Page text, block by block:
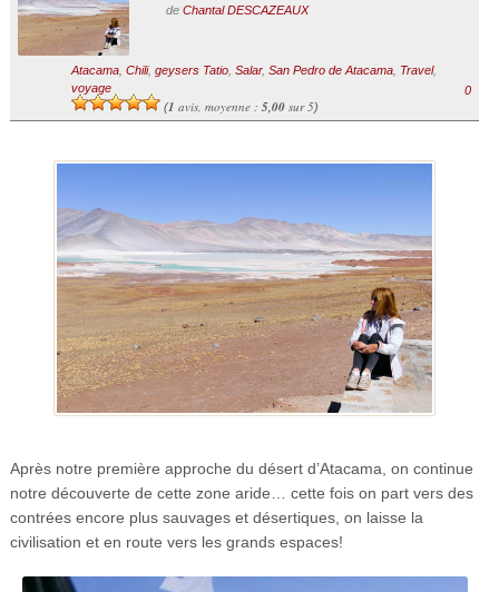
de Chantal DESCAZEAUX
Atacama, Chili, geysers Tatio, Salar, San Pedro de Atacama, Travel,
voyage
(1 avis, moyenne : 5,00sur 5)
0
Après notre première approche du désert d’Atacama, on continue
notre découverte de cette zone aride… cette fois on part vers des
contrées encore plus sauvages et désertiques, on laisse la
civilisation et en route vers les grands espaces!